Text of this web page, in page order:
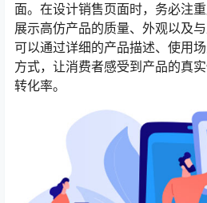
面。在设计销售页面时，务必注
展示高仿产品的质量、外观以及
可以通过详细的产品描述、使用
方式，让消费者感受到产品的真
转化率。